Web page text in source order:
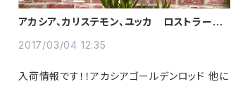
アカシア、カリステモン、ユッカ ロストラータ、
2017/03/04 12:35
入荷情報です！！アカシアゴールデンロッド 他に